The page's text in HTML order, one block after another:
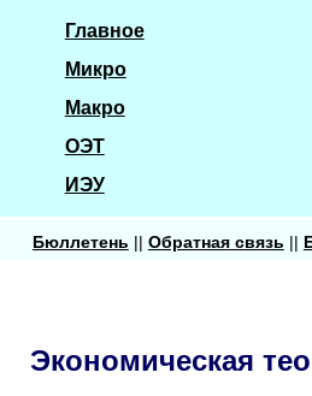
Главное
Микро
Макро
ОЭТ
ИЭУ
Бюллетень || Обратная связь ||
Экономическая